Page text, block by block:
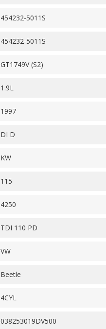
454232-5011S
454232-5011S
GT1749V (S2)
1.9L
1997
DI D
KW
115
4250
TDI 110 PD
VW
Beetle
4CYL
038253019DV500